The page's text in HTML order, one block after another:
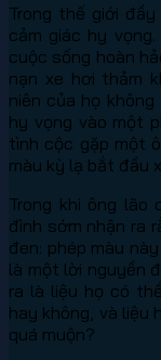
Trong thế giới
cảm giác hy
cuộc sống hoàn
nạn xe hơi thảm
niên của họ
hy vọng vào một
tình cộc gặp một
màu kỳ lạ bắt đầu
Trong khi ông
đình sớm nhận ra
đen: phép màu
là một lời nguyền
ra là liệu họ có
hay không, và liệu
quá muộn?